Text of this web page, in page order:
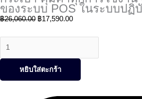
ของระบบ POS ในระบบปฏิ
฿26,060.00 ฿17,590.00
หยิบใส่ตะกร้า